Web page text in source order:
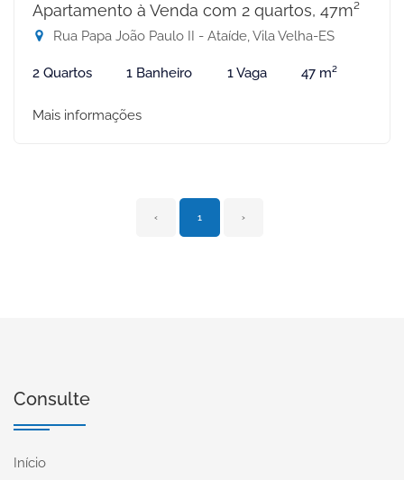
Apartamento à Venda com 2 quartos, 47m²
Rua Papa João Paulo II - Ataíde, Vila Velha-ES
2 Quartos 1 Banheiro 1 Vaga 47 m²
Mais informações
‹ 1 ›
Consulte
Início